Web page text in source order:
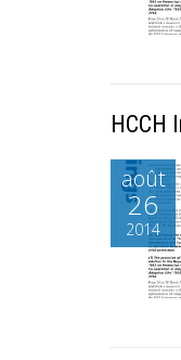
HCCH
août
26
2014